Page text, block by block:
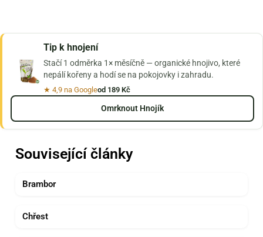
Tip k hnojení
Stačí 1 odměrka 1× měsíčně — organické hnojivo, které
nepálí kořeny a hodí se na pokojovky i zahradu.
★ 4,9 na Googleod 189 Kč
Omrknout Hnojík
Související články
Brambor
Chřest